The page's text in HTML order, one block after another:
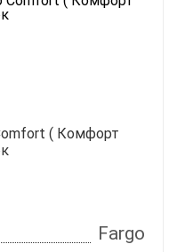
( Комфорт
Fargo